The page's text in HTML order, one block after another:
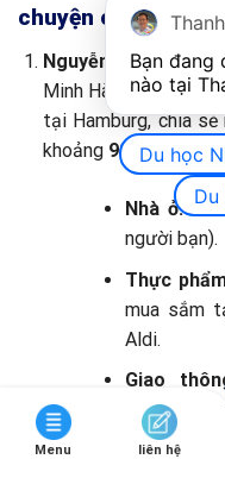
chuyện cá nhân
Nguyễn Minh Hà –
Minh Hà, một sinh
tại Hamburg, chia
khoảng 900 Euro/
Nhà ở:350
người bạn).
Thực
mua sắm
Aldi.
Giao
Giải trí:
Ít
Menu liên hệ
Bạn đang
nào tại
Du học